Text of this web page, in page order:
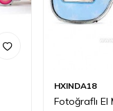
HXINDA18
Fotoğraflı El